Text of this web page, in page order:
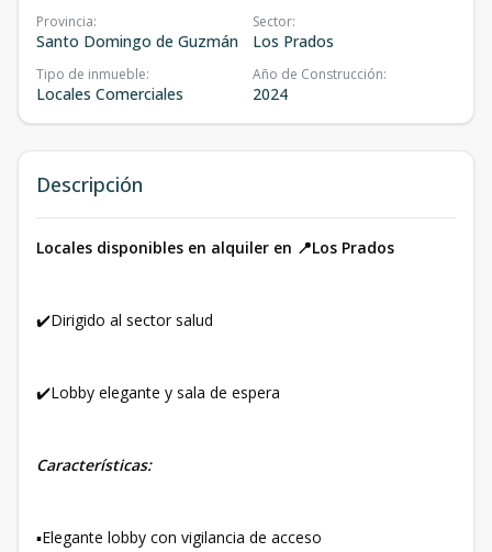
Provincia:
Santo Domingo de Guzmán
Sector:
Los Prados
Tipo de inmueble:
Locales Comerciales
Año de Construcción:
2024
Descripción
Locales disponibles en alquiler en 📍Los Prados
✔️Dirigido al sector salud
✔️Lobby elegante y sala de espera
Características:
⁣▪️Elegante lobby con vigilancia de acceso⁣